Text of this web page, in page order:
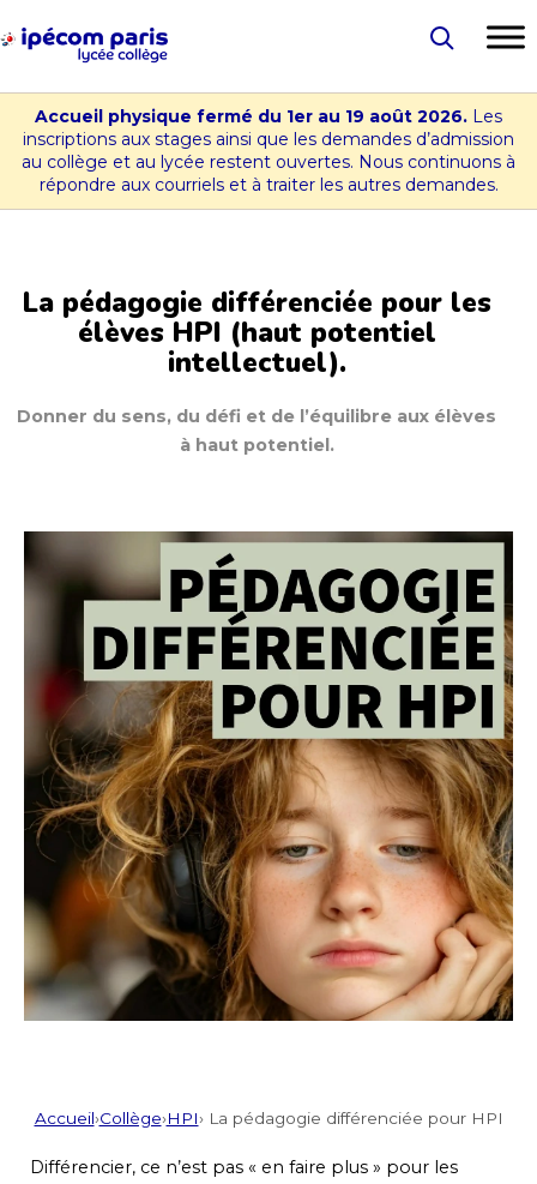
au
Collège
Ipécom
Paris
Accueil physique fermé du 1er au 19 août 2026. Les
inscriptions aux stages ainsi que les demandes d’admission
au collège et au lycée restent ouvertes. Nous continuons à
répondre aux courriels et à traiter les autres demandes.
La pédagogie différenciée pour les
élèves HPI (haut potentiel
intellectuel).
Donner du sens, du défi et de l’équilibre aux élèves
à haut potentiel.
Accueil›Collège›HPI› La pédagogie différenciée pour HPI
Différencier, ce n’est pas « en faire plus » pour les